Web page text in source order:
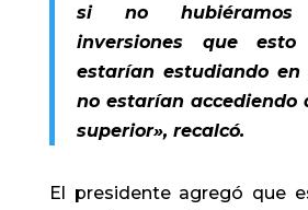
si no
inversiones que
estarían estudiando
no estarían accediendo
superior», recalcó.
El presidente agregó que